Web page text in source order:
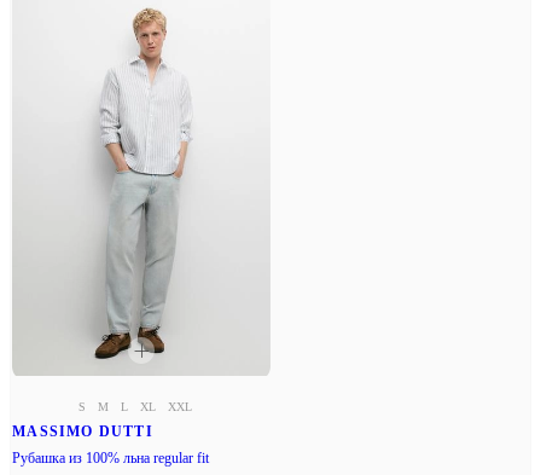
S M L XL XXL
MASSIMO DUTTI
Рубашка из 100% льна regular fit